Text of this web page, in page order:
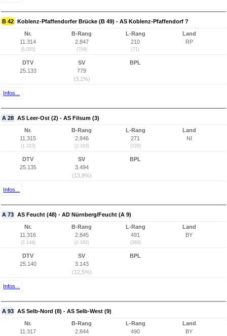
B 42 Koblenz-Pfaffendorfer Brücke (B 49) - AS Koblenz-Pfaffendorf ?
Nr.
11.314
(6.095)
B-Rang
2.847
(709)
L-Rang
210
(71)
Land
RP
DTV
25.133
SV
779
(3,1%)
BPL
Infos...
A 28 AS Leer-Ost (2) - AS Filsum (3)
Nr.
11.315
(1.223)
B-Rang
2.846
(2.163)
L-Rang
271
(228)
Land
NI
DTV
25.135
SV
3.494
(13,9%)
BPL
Infos...
A 73 AS Feucht (48) - AD Nürnberg/Feucht (A 9)
Nr.
11.316
(2.144)
B-Rang
2.845
(2.162)
L-Rang
491
(368)
Land
BY
DTV
25.140
SV
3.143
(12,5%)
BPL
Infos...
A 93 AS Selb-Nord (8) - AS Selb-West (9)
Nr.
11.317
B-Rang
2.844
L-Rang
490
Land
BY